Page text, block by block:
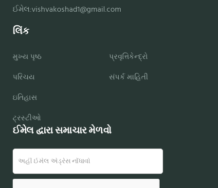
ઈમેલ:vishvakoshad1@gmail.com
લિંક
મુખ્ય પૃષ્ઠ
પરિચય
ઇતિહાસ
ટ્રસ્ટીઓ
પ્રવૃત્તિકેન્દ્રો
સંપર્ક માહિતી
ઈમેલ દ્વારા સમાચાર મેળવો